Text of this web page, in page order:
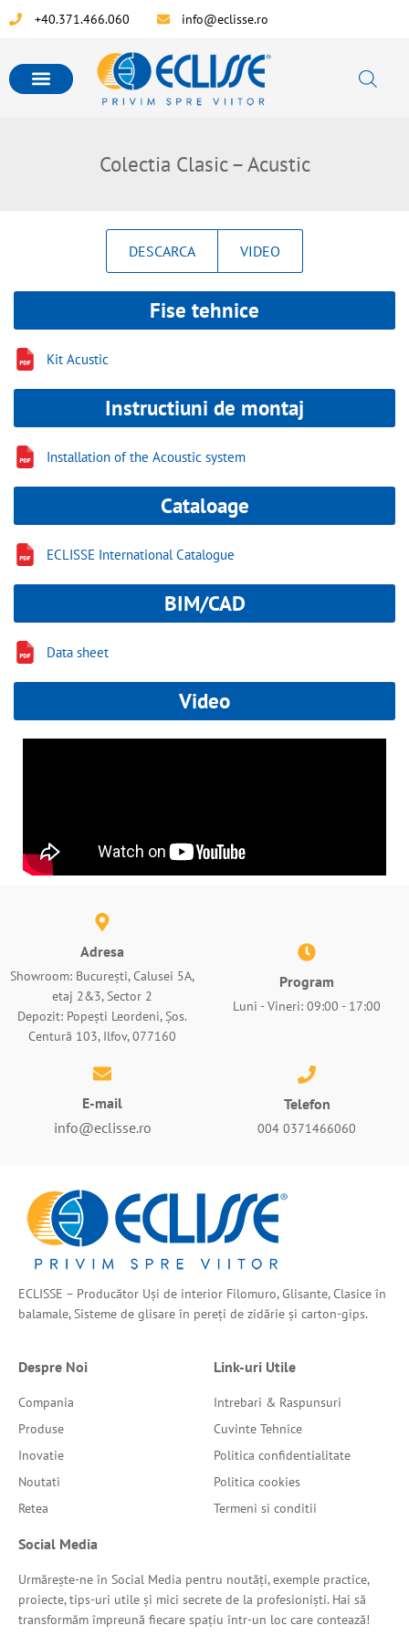
+40.371.466.060 info@eclisse.ro
Colectia Clasic – Acustic
DESCARCA VIDEO
Fise tehnice
Kit Acustic
Instructiuni de montaj
Installation of the Acoustic system
Cataloage
ECLISSE International Catalogue
BIM/CAD
Data sheet
Video
Adresa
Showroom: București, Calusei 5A,
etaj 2&3, Sector 2
Depozit: Popești Leordeni, Șos.
Centură 103, Ilfov, 077160
Program
Luni - Vineri: 09:00 - 17:00
E-mail
info@eclisse.ro
Telefon
004 0371466060
ECLISSE – Producător Uși de interior Filomuro, Glisante, Clasice în
balamale, Sisteme de glisare în pereți de zidărie și carton-gips.
Despre Noi
Compania
Produse
Inovatie
Noutati
Retea
Link-uri Utile
Intrebari & Raspunsuri
Cuvinte Tehnice
Politica confidentialitate
Politica cookies
Termeni si conditii
Social Media
Urmărește-ne în Social Media pentru noutăți, exemple practice,
proiecte, tips-uri utile și mici secrete de la profesioniști. Hai să
transformăm împreună fiecare spațiu într-un loc care contează!